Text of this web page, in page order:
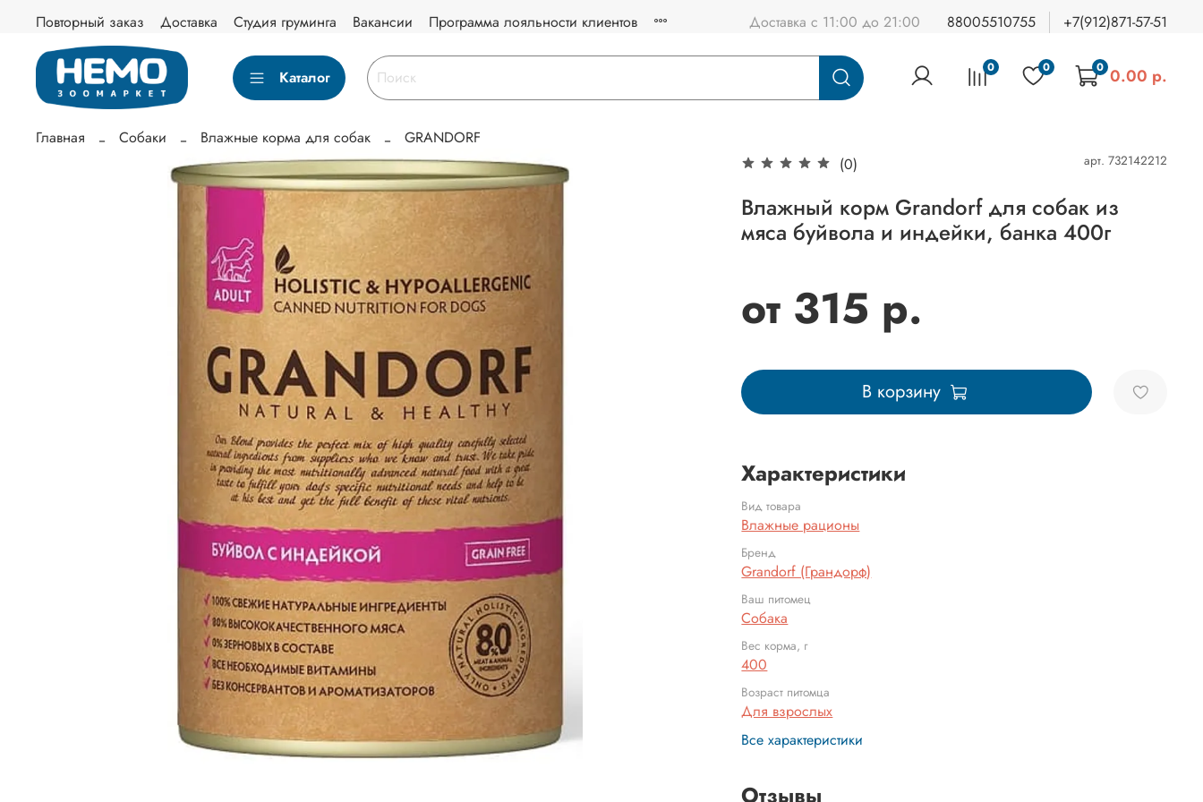
Повторный заказ Доставка Студия груминга Вакансии Программа лояльности клиентов Доставка с 11:00 до 21:00 88005510755 +7(912)871-57-51
Каталог 0 0 0 0.00 р.
Главная Собаки Влажные корма для собак
GRANDORF
(0)
арт. 732142212
Влажный корм Grandorf для собак из
мяса буйвола и индейки, банка 400г
от 315 р.
В корзину
Характеристики
Вид товара
Влажные рационы
Бренд
Grandorf (Грандорф)
Ваш питомец
Собака
Вес корма, г
400
Возраст питомца
Для взрослых
Все характеристики
Отзывы